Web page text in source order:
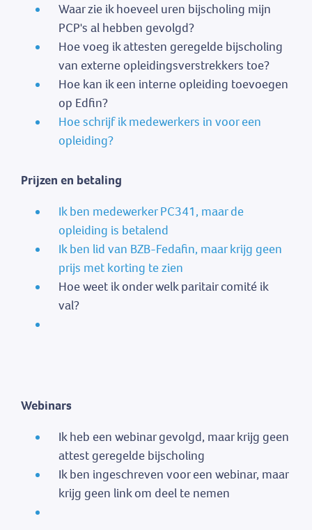
Waar zie ik hoeveel uren bijscholing mijn
PCP's al hebben gevolgd?
Hoe voeg ik attesten geregelde bijscholing
van externe opleidingsverstrekkers toe?
Hoe kan ik een interne opleiding toevoegen
op Edfin?
Hoe schrijf ik medewerkers in voor een
opleiding?
Prijzen en betaling
Ik ben medewerker PC341, maar de
opleiding is betalend
Ik ben lid van BZB-Fedafin, maar krijg geen
prijs met korting te zien
Hoe weet ik onder welk paritair comité ik
val?
Webinars
Ik heb een webinar gevolgd, maar krijg geen
attest geregelde bijscholing
Ik ben ingeschreven voor een webinar, maar
krijg geen link om deel te nemen